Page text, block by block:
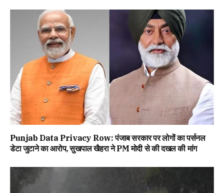
Punjab Data Privacy Row: पंजाब सरकार पर लोगों का पर्सनल
डेटा जुटाने का आरोप, सुखपाल खैहरा ने PM मोदी से की दखल की मांग